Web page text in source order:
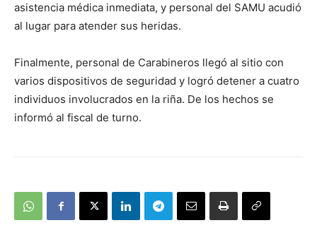
asistencia médica inmediata, y personal del SAMU acudió
al lugar para atender sus heridas.
Finalmente, personal de Carabineros llegó al sitio con
varios dispositivos de seguridad y logró detener a cuatro
individuos involucrados en la riña. De los hechos se
informó al fiscal de turno.